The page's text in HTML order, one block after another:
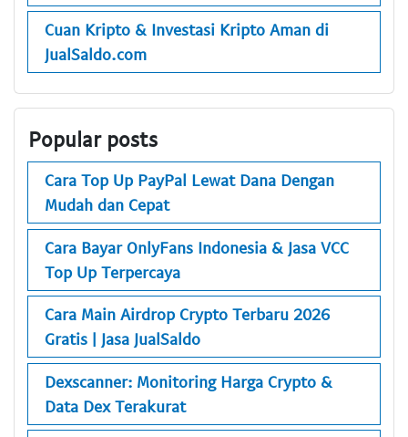
Cuan Kripto & Investasi Kripto Aman di
JualSaldo.com
Popular posts
Cara Top Up PayPal Lewat Dana Dengan
Mudah dan Cepat
Cara Bayar OnlyFans Indonesia & Jasa VCC
Top Up Terpercaya
Cara Main Airdrop Crypto Terbaru 2026
Gratis | Jasa JualSaldo
Dexscanner: Monitoring Harga Crypto &
Data Dex Terakurat